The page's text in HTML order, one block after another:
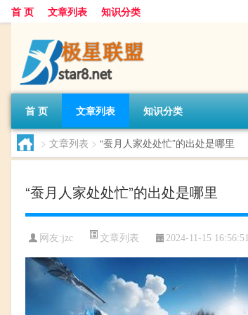
首 页 文章列表 知识分类
首 页 文章列表 知识分类
> 文章列表 > “蚕月人家处处忙”的出处是哪里
“蚕月人家处处忙”的出处是哪里
网友:jzc 文章列表 2024-11-15 16:56:51